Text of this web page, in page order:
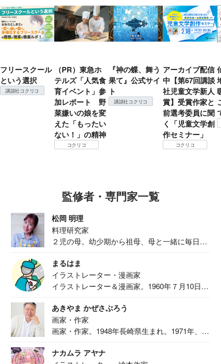
フリースクール
という選択
講談社コクリコ
（PR）東急ホ
テルズ「人気食
育イベント」参
加レポート 野
菜嫌いの娘を変
えた「もったい
ない！」の精神
コクリコ
『神の蝶、舞う
果て』公式サイ
ト
講談社コクリコ
アーカイブ配信
中【第67回講談
社児童文学新人
賞】受賞作家と
前選考委員に聞
く「児童文学創
作セミナー」
コクリコ
監修者・専門家一覧
松岡 明理
料理研究家
２児の母。幼少期から祖母、母と一緒に毎日の
まるはま
イラストレーター・漫画家
イラストレーター＆漫画家。1960年７月10日生
あきやま かぜさぶろう
画家・作家
画家・作家。1948年長崎県生まれ。1971年、
ナカムラ アヤナ